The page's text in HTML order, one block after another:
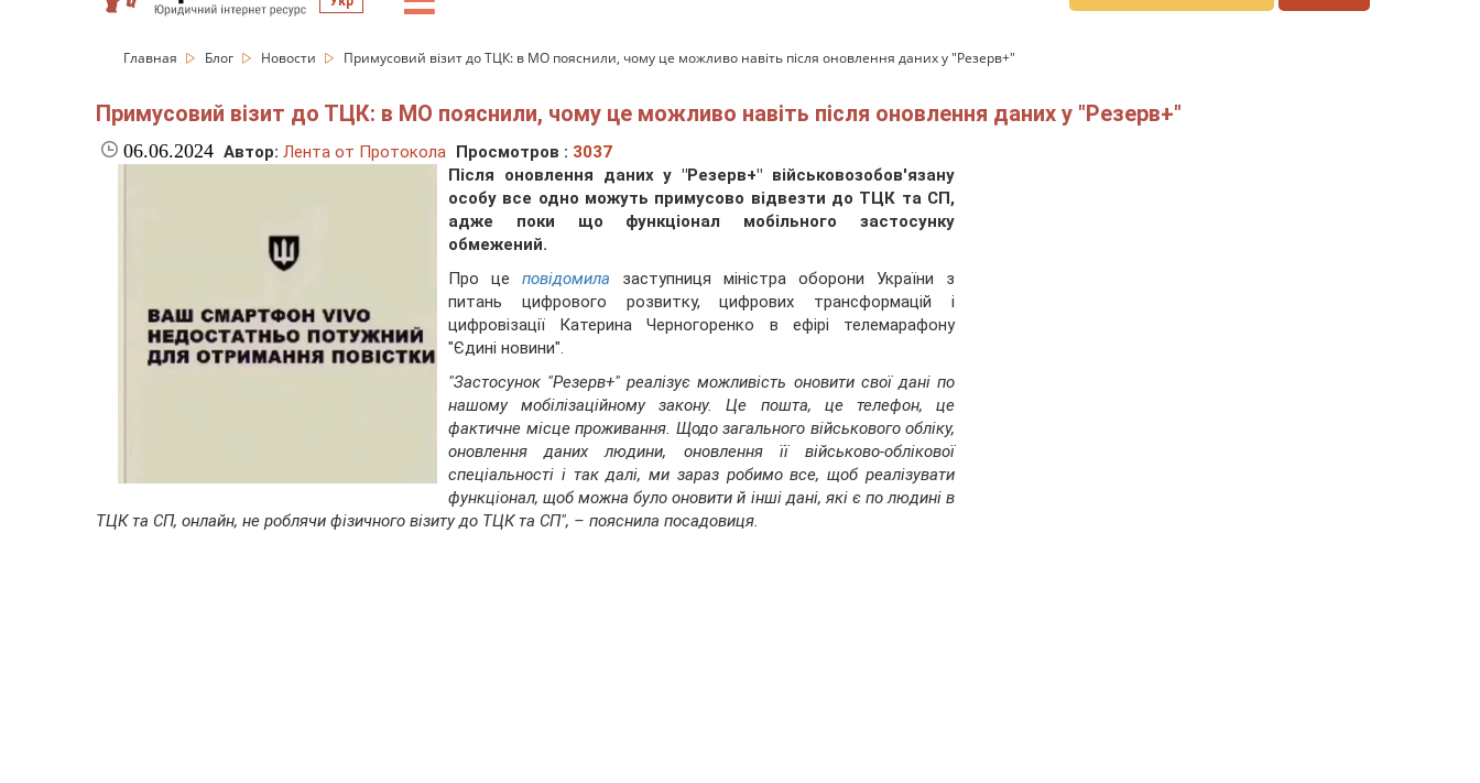
Главная Блог Новости Примусовий візит до ТЦК: в МО пояснили, чому це можливо навіть після оновлення даних у "Резерв+"
Примусовий візит до ТЦК: в МО пояснили, чому це можливо навіть після оновлення даних у "Резерв+"
06.06.2024 Автор: Лента от Протокола Просмотров : 3037
Після оновлення даних у "Резерв+" військовозобов'язану
особу все одно можуть примусово відвезти до ТЦК та СП,
адже поки що функціонал мобільного застосунку
обмежений.
Про це повідомила заступниця міністра оборони України з
питань цифрового розвитку, цифрових трансформацій і
цифровізації Катерина Черногоренко в ефірі телемарафону
"Єдині новини".
"Застосунок "Резерв+" реалізує можливість оновити свої дані по
нашому мобілізаційному закону. Це пошта, це телефон, це
фактичне місце проживання. Щодо загального військового обліку,
оновлення даних людини, оновлення її військово-облікової
спеціальності і так далі, ми зараз робимо все, щоб реалізувати
функціонал, щоб можна було оновити й інші дані, які є по людині в
ТЦК та СП, онлайн, не роблячи фізичного візиту до ТЦК та СП", – пояснила посадовиця.